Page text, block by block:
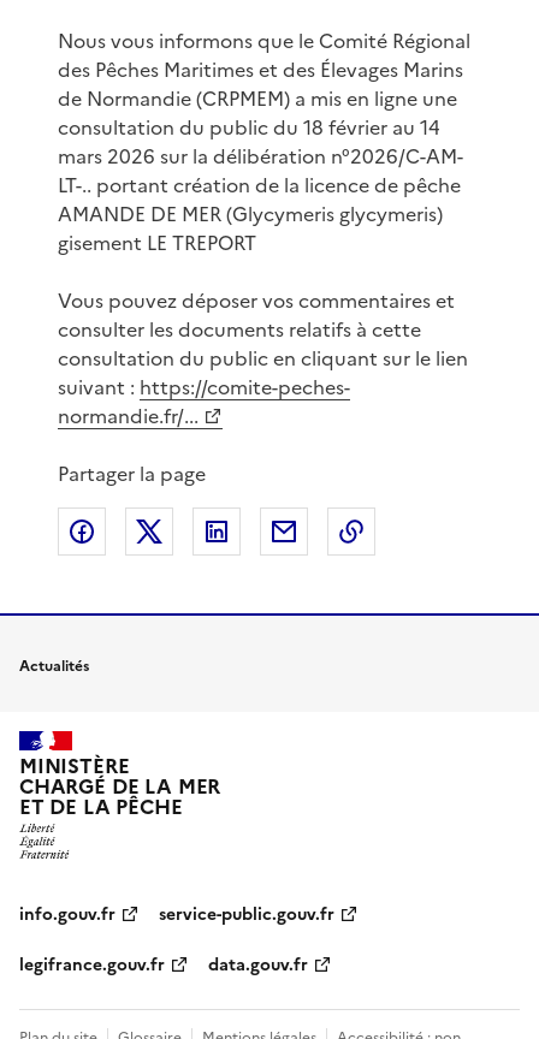
Nous vous informons que le Comité Régional
des Pêches Maritimes et des Élevages Marins
de Normandie (CRPMEM) a mis en ligne une
consultation du public du 18 février au 14
mars 2026 sur la délibération n°2026/C-AM-
LT-.. portant création de la licence de pêche
AMANDE DE MER (Glycymeris glycymeris)
gisement LE TREPORT
Vous pouvez déposer vos commentaires et
consulter les documents relatifs à cette
consultation du public en cliquant sur le lien
suivant : https://comite-peches-
normandie.fr/...
Partager la page
Partager sur Facebook
Partager sur XPartager sur LinkedIn
Partager par email
Actualités
MINISTÈRE
CHARGÉ DE LA MER
ET DE LA PÊCHE
info.gouv.fr
service-public.gouv.fr
legifrance.gouv.fr
data.gouv.fr